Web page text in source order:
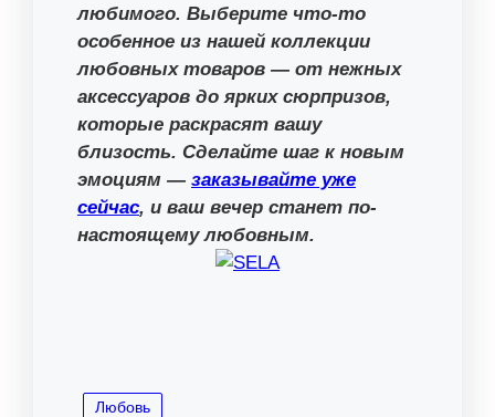
любимого. Выберите что-то
особенное из нашей коллекции
любовных товаров — от нежных
аксессуаров до ярких сюрпризов,
которые раскрасят вашу
близость. Сделайте шаг к новым
эмоциям — заказывайте уже
сейчас, и ваш вечер станет по-
настоящему любовным.
Любовь